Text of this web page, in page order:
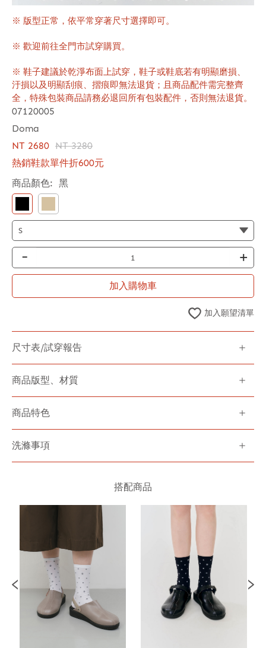
※ 版型正常，依平常穿著尺寸選擇即可。
※ 歡迎前往全門市試穿購買。
※ 鞋子建議於乾淨布面上試穿，鞋子或鞋底若有明顯磨損、
汙損以及明顯刮痕、摺痕即無法退貨；且商品配件需完整齊
全，特殊包裝商品請務必退回所有包裝配件，否則無法退貨。
07120005
Doma
NT 2680 NT 3280
熱銷鞋款單件折600元
商品顏色: 黑
- +
加入購物車
加入願望清單
尺寸表/試穿報告
商品版型、材質
商品特色
洗滌事項
搭配商品